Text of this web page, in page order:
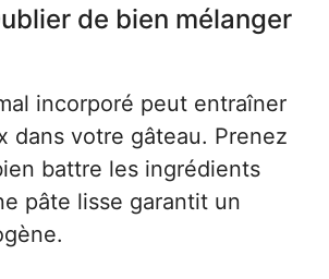
de bien mélanger
incorporé peut entraîner
dans votre gâteau. Prenez
battre les ingrédients
pâte lisse garantit un